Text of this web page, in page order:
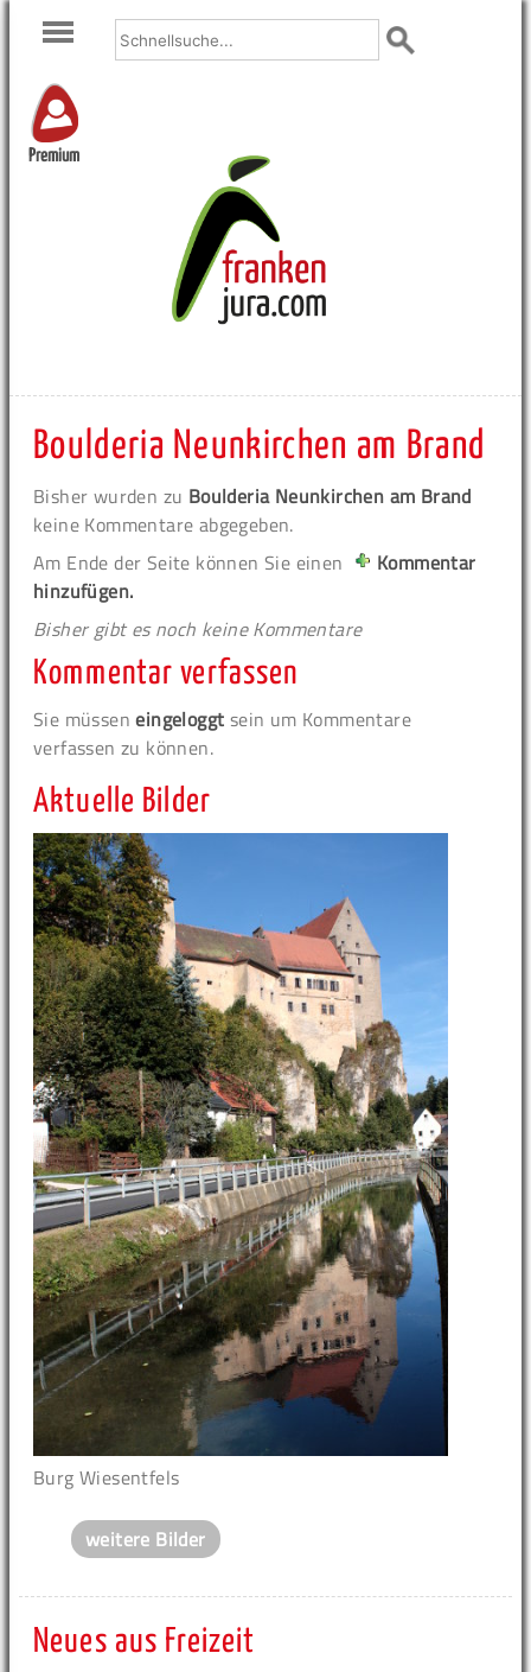
Premium
Boulderia Neunkirchen am Brand
Bisher wurden zu Boulderia Neunkirchen am Brand
keine Kommentare abgegeben.
Am Ende der Seite können Sie einen
Kommentar
hinzufügen.
Bisher gibt es noch keine Kommentare
Kommentar verfassen
Sie müsseneingeloggt sein um Kommentare
verfassen zu können.
Aktuelle Bilder
Burg Wiesentfels
weitere Bilder
Neues aus Freizeit